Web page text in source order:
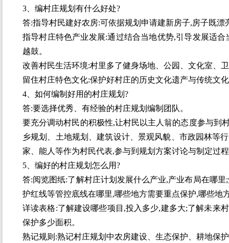
3、编村庄规划有什么好处?
答:指导村民建好农房:可依据规划申请建新房子,房子既漂
指导村庄特色产业发展:通过结合当地优势,引导发展适
越鼓。
改善村民生活环境:村里多了健身场地、公园、文化室、
留住村庄特色文化:保护好村庄的历史文化遗产与传统文
4、如何编制好用的村庄规划?
答:要选择优秀、有经验的村庄规划编制团队。
要充分调动村民的积极性,让村民以主人翁的态度参与到
乡规划、土地规划、建筑设计、景观风貌、市政园林等
家、能人等作为村民代表,参与到规划方案讨论与制定过
5、编好的村庄规划怎么用?
答:阅览图纸:了解村庄计划发展什么产业,产业布局在哪
护红线等管控底线在哪里,哪些地方需要重点保护,哪些地
详读表格:了解建设哪些项目,投入多少,建多大;了解未来
保护多少面积。
熟记规则:熟记村庄规划中农房建设、生态保护、耕地保